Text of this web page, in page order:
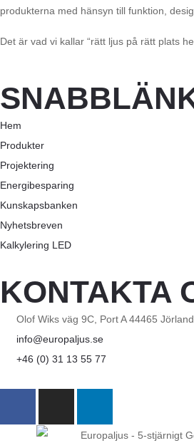
produkterna med hänsyn till funktion,
Det är vad vi kallar “rätt ljus på rätt plats
Hem
Produkter
Projektering
Energibesparing
Kunskapsbanken
Nyhetsbreven
Kalkylering LED
KONTAKTA
Olof Wiks väg 9C, Port A 44465
info@europaljus.se
+46 (0) 31 13 55 77